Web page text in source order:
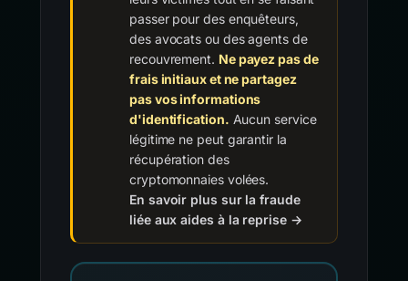
passer pour des enquêteurs,
des avocats ou des agents de
recouvrement. Ne payez pas de
frais initiaux et ne partagez
pas vos informations
d'identification. Aucun service
légitime ne peut garantir la
récupération des
cryptomonnaies volées.
En savoir plus sur la fraude
liée aux aides à la reprise →